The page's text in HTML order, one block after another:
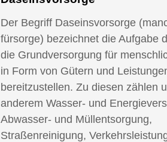
entsprechend auszurichten.
in Münster weiter zu
schützen, die an besonders
DasStadtklimaportal
tagesaktuelle
Straßen und Stadtteile von
abgebildet, welche Grün- und
Abkühlung sorgen.
Der Begriff Daseinsvorsorge
fürsorge) bezeichnet die Aufgabe
die Grundversorgung für
in Form von Gütern und
bereitzustellen. Zu diesen zählen
anderem Wasser- und
Abwasser- und Müllentsorgung,
Straßenreinigung,